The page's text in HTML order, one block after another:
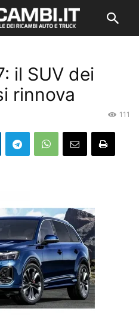
il SUV dei
rinnova
111